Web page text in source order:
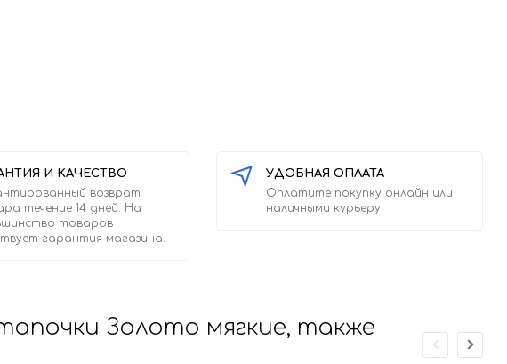
И КАЧЕСТВО
возврат
течение 14 дней. На
товаров
гарантия магазина.
УДОБНАЯ ОПЛАТА
Оплатите покупку онлайн или
наличными курьеру
Золото мягкие, также